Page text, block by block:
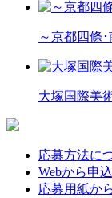
～京都四條
大塚国際美
応募方法に
Webから申
応募用紙か